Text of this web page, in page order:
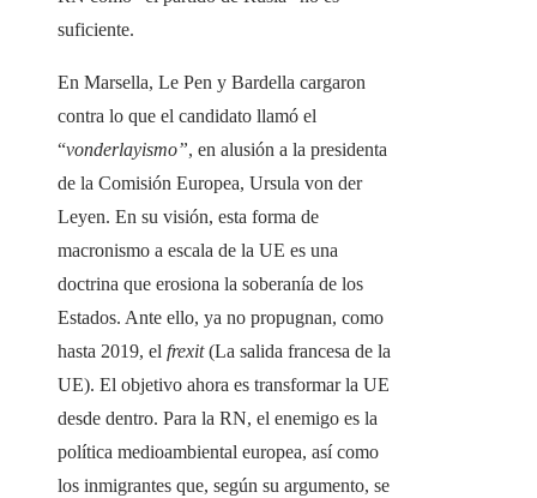
suficiente.
En Marsella, Le Pen y Bardella cargaron
contra lo que el candidato llamó el
“vonderlayismo”, en alusión a la presidenta
de la Comisión Europea, Ursula von der
Leyen. En su visión, esta forma de
macronismo a escala de la UE es una
doctrina que erosiona la soberanía de los
Estados. Ante ello, ya no propugnan, como
hasta 2019, el frexit(La salida francesa de la
UE). El objetivo ahora es transformar la UE
desde dentro. Para la RN, el enemigo es la
política medioambiental europea, así como
los inmigrantes que, según su argumento, se